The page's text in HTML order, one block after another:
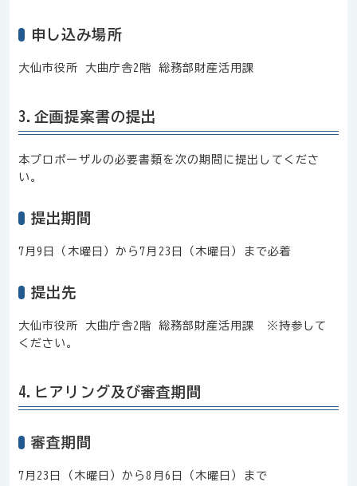
申し込み場所
大仙市役所 大曲庁舎2階 総務部財産活用課
3.企画提案書の提出
本プロポーザルの必要書類を次の期間に提出してくださ
い。
提出期間
7月9日（木曜日）から7月23日（木曜日）まで必着
提出先
大仙市役所 大曲庁舎2階 総務部財産活用課 ※持参して
ください。
4.ヒアリング及び審査期間
審査期間
7月23日（木曜日）から8月6日（木曜日）まで